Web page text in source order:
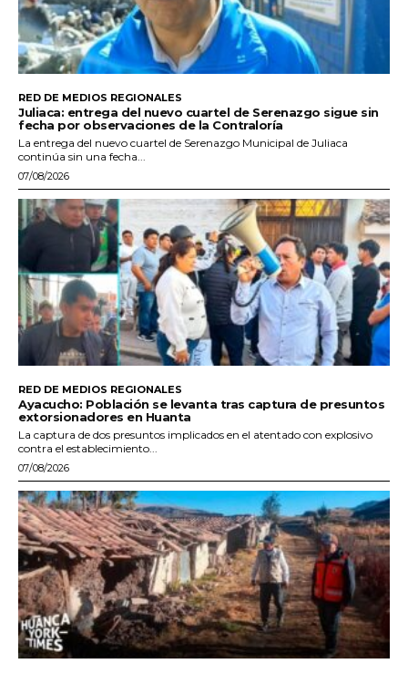
RED DE MEDIOS REGIONALES
Juliaca: entrega del nuevo cuartel de Serenazgo sigue sin
fecha por observaciones de la Contraloría
La entrega del nuevo cuartel de Serenazgo Municipal de Juliaca
continúa sin una fecha...
07/08/2026
RED DE MEDIOS REGIONALES
Ayacucho: Población se levanta tras captura de presuntos
extorsionadores en Huanta
La captura de dos presuntos implicados en el atentado con explosivo
contra el establecimiento...
07/08/2026